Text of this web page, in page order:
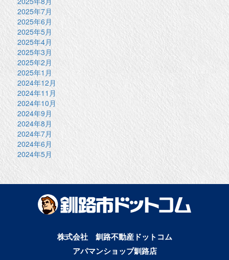
2025年7月
2025年6月
2025年5月
2025年4月
2025年3月
2025年2月
2025年1月
2024年12月
2024年11月
2024年10月
2024年9月
2024年8月
2024年7月
2024年6月
2024年5月
株式会社 釧路不動産ドットコム
アパマンショップ釧路店